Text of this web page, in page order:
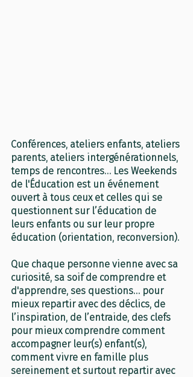
Conférences, ateliers enfants, ateliers
parents, ateliers intergénérationnels,
temps de rencontres… Les Weekends
de l'Éducation est un événement
ouvert à tous ceux et celles qui se
questionnent sur l’éducation de
leurs enfants ou sur leur propre
éducation (orientation, reconversion).
Que chaque personne vienne avec sa
curiosité, sa soif de comprendre et
d'apprendre, ses questions… pour
mieux repartir avec des déclics, de
l’inspiration, de l’entraide, des clefs
pour mieux comprendre comment
accompagner leur(s) enfant(s),
comment vivre en famille plus
sereinement et surtout repartir avec